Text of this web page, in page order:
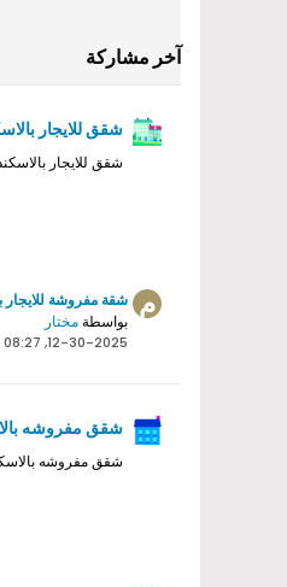
آخر مشاركة
شقق للايجار
شقق للايجار
شقة مفروشة للايجار
بواسطةمختار
12-30-2025, 08:27 AM
شقق مفروشه
شقق مفروشه